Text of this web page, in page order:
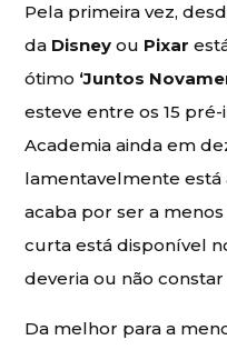
Pela primeira vez,
da Disney ou Pixar
ótimo ‘Juntos
esteve entre os 15
Academia ainda em
lamentavelmente está
acaba por ser a
curta está disponível
deveria ou não
Da melhor para a